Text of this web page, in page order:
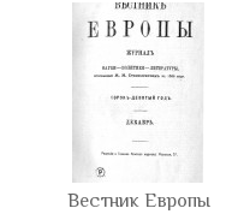
Вестник Европы